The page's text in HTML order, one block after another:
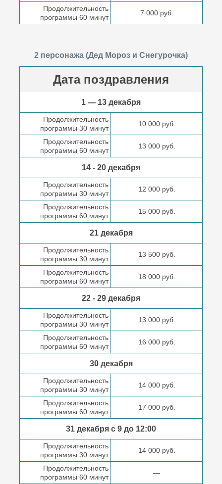
Продолжительность
программы 60 минут
7 000 руб.
2 персонажа (Дед Мороз и Снегурочка)
Дата поздравления
1 — 13 декабря
Продолжительность
программы 30 минут
10 000 руб.
Продолжительность
программы 60 минут
13 000 руб.
14 - 20 декабря
Продолжительность
программы 30 минут
12 000 руб.
Продолжительность
программы 60 минут
15 000 руб.
21 декабря
Продолжительность
программы 30 минут
13 500 руб.
Продолжительность
программы 60 минут
18 000 руб.
22 - 29 декабря
Продолжительность
программы 30 минут
13 000 руб.
Продолжительность
программы 60 минут
16 000 руб.
30 декабря
Продолжительность
программы 30 минут
14 000 руб.
Продолжительность
программы 60 минут
17 000 руб.
31 декабря с 9 до 12:00
Продолжительность
программы 30 минут
14 000 руб.
Продолжительность
программы 60 минут
—